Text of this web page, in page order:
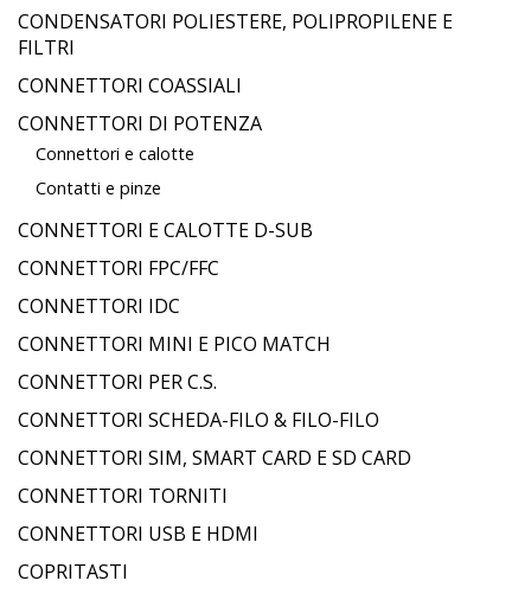
CONDENSATORI POLIESTERE, POLIPROPILENE E
FILTRI
CONNETTORI COASSIALI
CONNETTORI DI POTENZA
Connettori e calotte
Contatti e pinze
CONNETTORI E CALOTTE D-SUB
CONNETTORI FPC/FFC
CONNETTORI IDC
CONNETTORI MINI E PICO MATCH
CONNETTORI PER C.S.
CONNETTORI SCHEDA-FILO & FILO-FILO
CONNETTORI SIM, SMART CARD E SD CARD
CONNETTORI TORNITI
CONNETTORI USB E HDMI
COPRITASTI